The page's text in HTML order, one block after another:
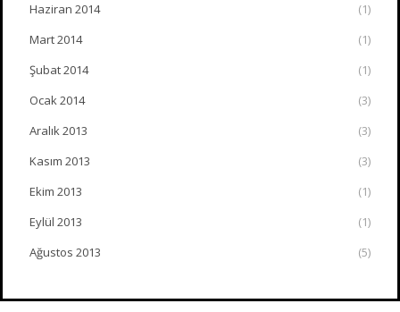
Haziran 2014
(1)
Mart 2014
(1)
Şubat 2014
(1)
Ocak 2014
(3)
Aralık 2013
(3)
Kasım 2013
(3)
Ekim 2013
(1)
Eylül 2013
(1)
Ağustos 2013
(5)